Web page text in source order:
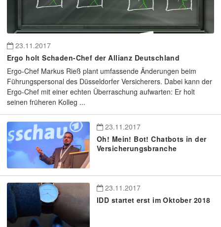
23.11.2017
Ergo holt Schaden-Chef der Allianz Deutschland
Ergo-Chef Markus Rieß plant umfassende Änderungen beim
Führungspersonal des Düsseldorfer Versicherers. Dabei kann der
Ergo-Chef mit einer echten Überraschung aufwarten: Er holt
seinen früheren Kolleg ...
23.11.2017
Oh! Mein! Bot! Chatbots in der
Versicherungsbranche
23.11.2017
IDD startet erst im Oktober 2018